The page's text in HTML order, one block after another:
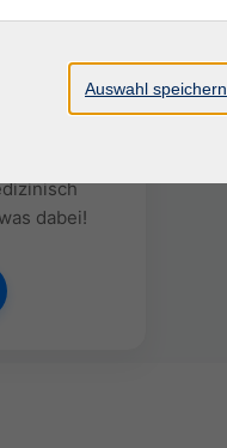
900
dabei!
Auswahl speichern